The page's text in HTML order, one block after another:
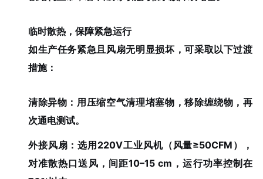
临时散热，保障紧急运行
如生产任务紧急且风扇无明显损坏，可采取以下过渡
措施：
清除异物：用压缩空气清理堵塞物，移除缠绕物，再
次通电测试。
外接风扇：选用220V工业风机（风量≥50CFM），
对准散热口送风，间距10–15 cm，运行功率控制在